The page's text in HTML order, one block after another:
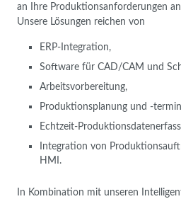
an Ihre Produktionsanforderungen
Unsere Lösungen reichen von
ERP-Integration,
Software für CAD/CAM und
Arbeitsvorbereitung,
Produktionsplanung und -
Echtzeit-
Integration von
HMI.
In Kombination mit unseren